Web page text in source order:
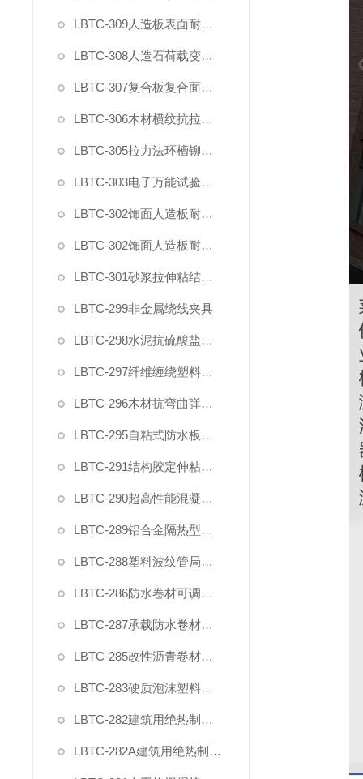
LBTC-309人造板表面耐冷热循环性能测定
LBTC-308人造石荷载变形试验夹具
LBTC-307复合板复合面剪切强度试验夹具
LBTC-306木材横纹抗拉强度试验夹具
LBTC-305拉力法环槽铆钉连接副拉脱试验夹具
LBTC-303电子万能试验机薄膜气动夹具
LBTC-302饰面人造板耐开裂钻孔夹具
LBTC-302饰面人造板耐开裂固定夹具
LBTC-301砂浆拉伸粘结强度用下夹具
LBTC-299非金属绕线夹具
LBTC-298水泥抗硫酸盐侵蚀抗折夹具
LBTC-297纤维缠绕塑料环形试样拉力盘装置
LBTC-296木材抗弯曲弹性模量强度试验夹具
LBTC-295自粘式防水板粘接性能试验装置
LBTC-291结构胶定伸粘结性夹具
LBTC-290超高性能混凝土轴向抗拉夹具
LBTC-289铝合金隔热型材抗剪夹具
LBTC-288塑料波纹管局部横向荷载压头夹具
LBTC-286防水卷材可调钉杆撕裂夹具
LBTC-287承载防水卷材正拉强度模具
LBTC-285改性沥青卷材防水涂料剪切性能夹具
LBTC-283硬质泡沫塑料拉伸试验夹具（2025新标准）
LBTC-282建筑用绝热制品剪切夹具(单试样)
LBTC-282A建筑用绝热制品剪切夹具(2型双试样)